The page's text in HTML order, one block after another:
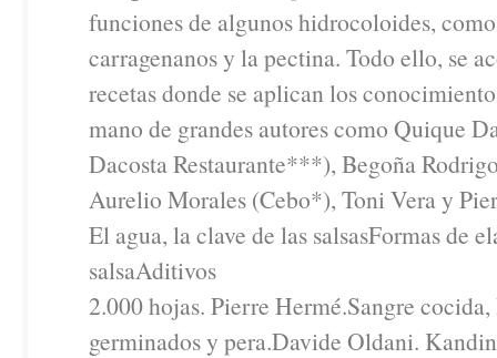
funciones de algunos hidrocoloides,
carragenanos y la pectina. Todo ello, se
recetas donde se aplican los
mano de grandes autores como Quique
Dacosta Restaurante***), Begoña
Aurelio Morales (Cebo*), Toni Vera y
El agua, la clave de las salsasFormas de
salsaAditivos
2.000 hojas. Pierre Hermé.Sangre
germinados y pera.Davide Oldani.